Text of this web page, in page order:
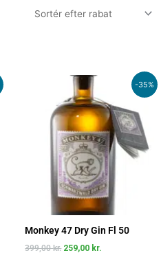
-35%
Monkey 47 Dry Gin Fl 50
399,00kr.
Den
oprindelige
pris
var:
399,00 kr..
259,00 kr.
pris
er:
259,00 kr..